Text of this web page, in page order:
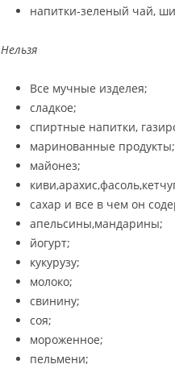
напитки-зеленый чай,
Нельзя
Все мучные изделея;
сладкое;
спиртные напитки,
маринованные продукты;
майонез;
сахар и все в чем он
апельсины,мандарины;
йогурт;
кукурузу;
молоко;
свинину;
соя;
мороженное;
пельмени;